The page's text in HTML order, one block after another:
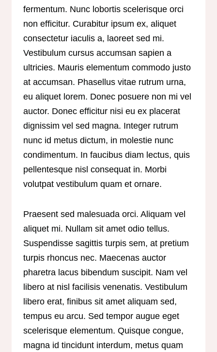
fermentum. Nunc lobortis scelerisque orci
non efficitur. Curabitur ipsum ex, aliquet
consectetur iaculis a, laoreet sed mi.
Vestibulum cursus accumsan sapien a
ultricies. Mauris elementum commodo justo
at accumsan. Phasellus vitae rutrum urna,
eu aliquet lorem. Donec posuere non mi vel
auctor. Donec efficitur nisi eu ex placerat
dignissim vel sed magna. Integer rutrum
nunc id metus dictum, in molestie nunc
condimentum. In faucibus diam lectus, quis
pellentesque nisl consequat in. Morbi
volutpat vestibulum quam et ornare.
Praesent sed malesuada orci. Aliquam vel
aliquet mi. Nullam sit amet odio tellus.
Suspendisse sagittis turpis sem, at pretium
turpis rhoncus nec. Maecenas auctor
pharetra lacus bibendum suscipit. Nam vel
libero at nisl facilisis venenatis. Vestibulum
libero erat, finibus sit amet aliquam sed,
tempus eu arcu. Sed tempor augue eget
scelerisque elementum. Quisque congue,
magna id tincidunt interdum, metus quam